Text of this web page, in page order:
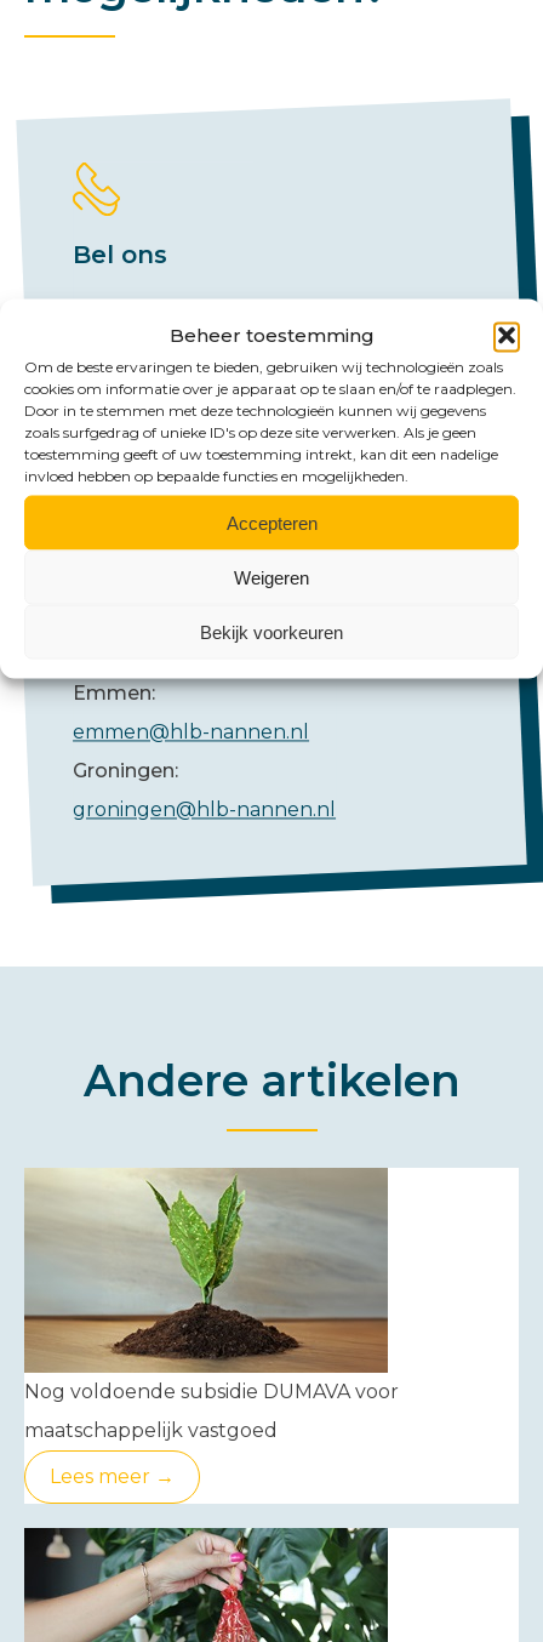
Beheer toestemming
Om de beste ervaringen te bieden, gebruiken wij technologieën zoals
cookies om informatie over je apparaat op te slaan en/of te raadplegen.
Door in te stemmen met deze technologieën kunnen wij gegevens
zoals surfgedrag of unieke ID's op deze site verwerken. Als je geen
toestemming geeft of uw toestemming intrekt, kan dit een nadelige
invloed hebben op bepaalde functies en mogelijkheden.
Accepteren
Weigeren
Bekijk voorkeuren
Bel ons
+31 (0)591 61 23 77
Groningen:
+31 (0)50 526 65 33
Emmen:
emmen@hlb-nannen.nl
Groningen:
groningen@hlb-nannen.nl
Andere artikelen
Nog voldoende subsidie DUMAVA voor
maatschappelijk vastgoed
Lees meer →